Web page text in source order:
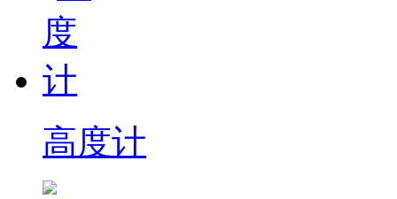
高度计